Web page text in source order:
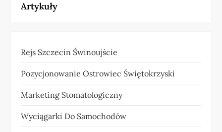
Artykuły
Rejs Szczecin Świnoujście
Pozycjonowanie Ostrowiec Świętokrzyski
Marketing Stomatologiczny
Wyciągarki Do Samochodów